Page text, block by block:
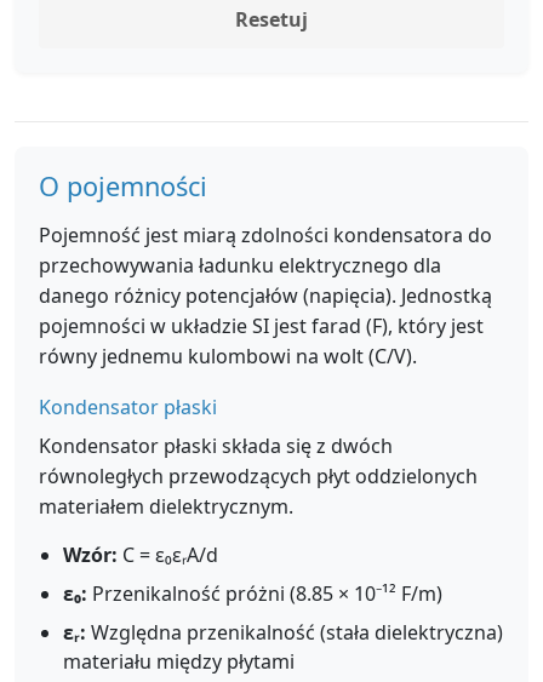
Resetuj
O pojemności
Pojemność jest miarą zdolności kondensatora do
przechowywania ładunku elektrycznego dla
danego różnicy potencjałów (napięcia). Jednostką
pojemności w układzie SI jest farad (F), który jest
równy jednemu kulombowi na wolt (C/V).
Kondensator płaski
Kondensator płaski składa się z dwóch
równoległych przewodzących płyt oddzielonych
materiałem dielektrycznym.
Wzór: C = ε₀εᵣA/d
ε₀: Przenikalność próżni (8.85 × 10⁻¹² F/m)
εᵣ: Względna przenikalność (stała dielektryczna)
materiału między płytami